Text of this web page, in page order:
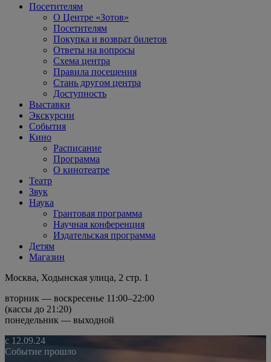
Посетителям
О Центре «Зотов»
Посетителям
Покупка и возврат билетов
Ответы на вопросы
Схема центра
Правила посещения
Стань другом центра
Доступность
Выставки
Экскурсии
События
Кино
Расписание
Программа
О кинотеатре
Театр
Звук
Наука
Грантовая программа
Научная конференция
Издательская программа
Детям
Магазин
Москва, Ходынская улица, 2 стр. 1
вторник — воскресенье 11:00–22:00
(кассы до 21:20)
понедельник — выходной
с 12.09.24
Событие прошло